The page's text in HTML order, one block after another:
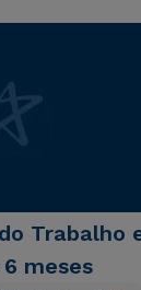
Trabalho
meses